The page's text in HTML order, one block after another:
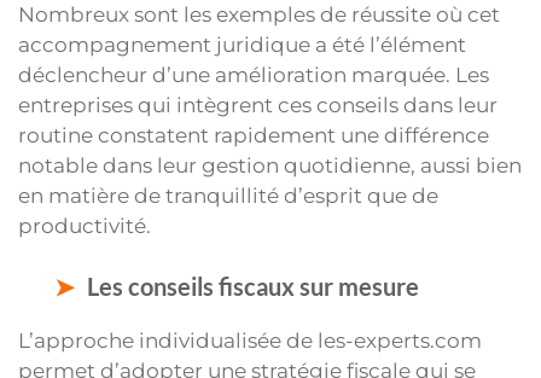
Nombreux sont les exemples de réussite où cet
accompagnement juridique a été l’élément
déclencheur d’une amélioration marquée. Les
entreprises qui intègrent ces conseils dans leur
routine constatent rapidement une différence
notable dans leur gestion quotidienne, aussi bien
en matière de tranquillité d’esprit que de
productivité.
Les conseils fiscaux sur mesure
L’approche individualisée de les-experts.com
permet d’adopter une stratégie fiscale qui se